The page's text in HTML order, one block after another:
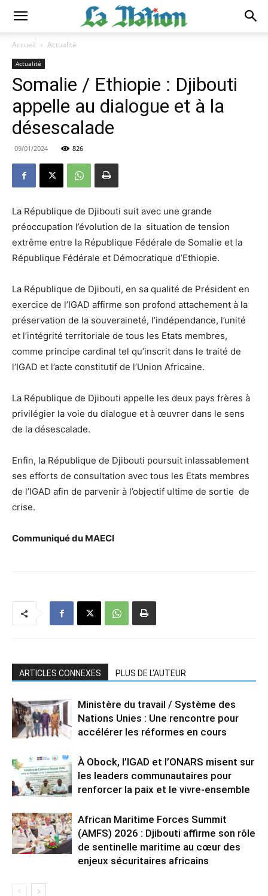
Accueil Actualité
Actualité
Somalie / Ethiopie : Djibouti
appelle au dialogue et à la
désescalade
09/01/2024 826
La République de Djibouti suit avec une grande
préoccupation l’évolution de la situation de tension
extrême entre la République Fédérale de Somalie et la
République Fédérale et Démocratique d’Ethiopie.
La République de Djibouti, en sa qualité de Président en
exercice de l’IGAD affirme son profond attachement à la
préservation de la souveraineté, l’indépendance, l’unité
et l’intégrité territoriale de tous les Etats membres,
comme principe cardinal tel qu’inscrit dans le traité de
l’IGAD et l’acte constitutif de l’Union Africaine.
La République de Djibouti appelle les deux pays frères à
privilégier la voie du dialogue et à œuvrer dans le sens
de la désescalade.
Enfin, la République de Djibouti poursuit inlassablement
ses efforts de consultation avec tous les Etats membres
de l’IGAD afin de parvenir à l’objectif ultime de sortie de
crise.
Communiqué du MAECI
ARTICLES CONNEXES PLUS DE L'AUTEUR
Ministère du travail / Système des
Nations Unies : Une rencontre pour
accélérer les réformes en cours
À Obock, l’IGAD et l’ONARS misent sur
les leaders communautaires pour
renforcer la paix et le vivre-ensemble
African Maritime Forces Summit
(AMFS) 2026 : Djibouti affirme son rôle
de sentinelle maritime au cœur des
enjeux sécuritaires africains